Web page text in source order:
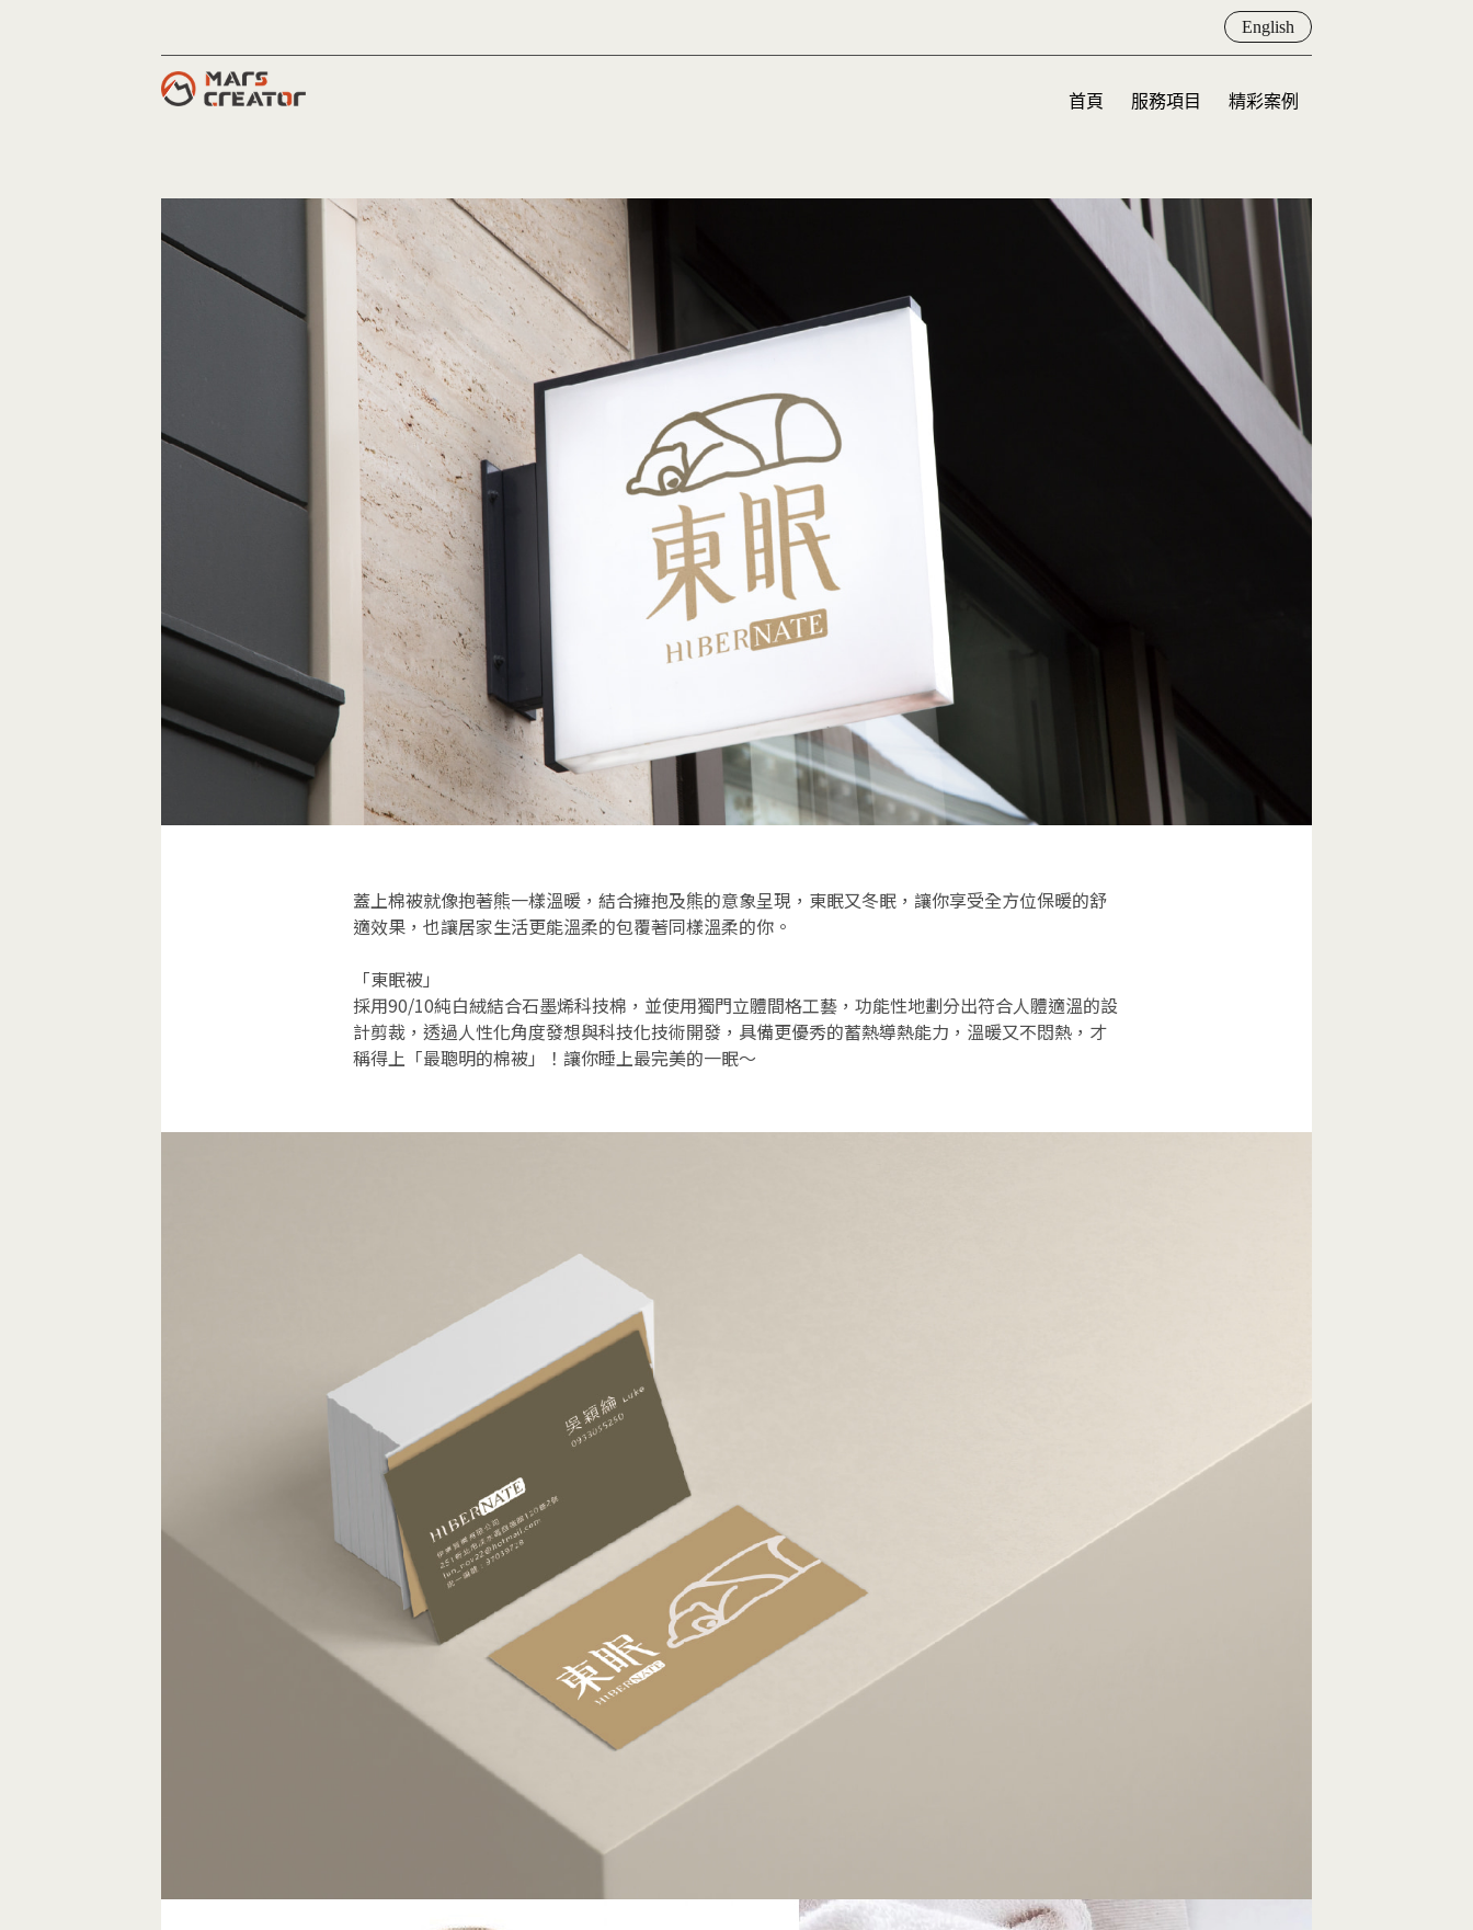
English
首頁 服務項目 精彩案例
蓋上棉被就像抱著熊一樣溫暖，結合擁抱及熊的意象呈現，東眠又冬眠，讓你享受全方位保暖的舒
適效果，也讓居家生活更能溫柔的包覆著同樣溫柔的你。
「東眠被」
採用90/10純白絨結合石墨烯科技棉，並使用獨門立體間格工藝，功能性地劃分出符合人體適溫的設
計剪裁，透過人性化角度發想與科技化技術開發，具備更優秀的蓄熱導熱能力，溫暖又不悶熱，才
稱得上「最聰明的棉被」！讓你睡上最完美的一眠～